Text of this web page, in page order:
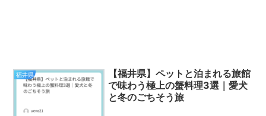
福井県
【福井県】ペットと泊まれる旅館
で味わう極上の蟹料理3選｜愛犬
と冬のごちそう旅